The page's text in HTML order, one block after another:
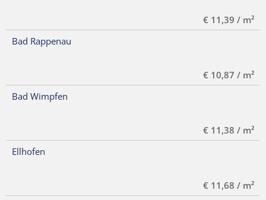
€ 11,39 / m²
Bad Rappenau
€ 10,87 / m²
Bad Wimpfen
€ 11,38 / m²
Ellhofen
€ 11,68 / m²